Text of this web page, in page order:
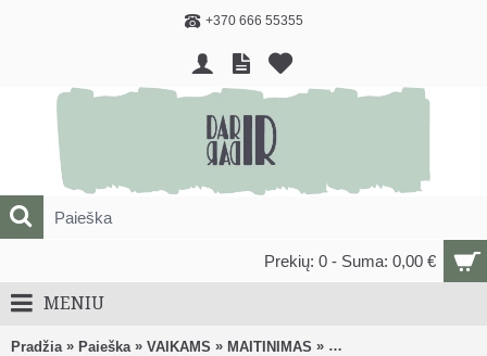
+370 666 55355
Prekių: 0 - Suma: 0,00 €
MENIU
Pradžia » Paieška » VAIKAMS » MAITINIMAS » Buteliukai, žindukai ir